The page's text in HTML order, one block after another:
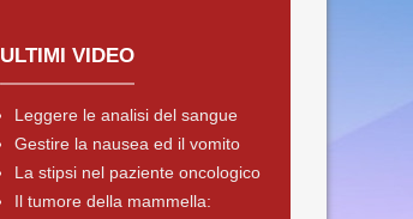
ULTIMI VIDEO
Leggere le analisi del sangue
Gestire la nausea ed il vomito
La stipsi nel paziente oncologico
Il tumore della mammella: